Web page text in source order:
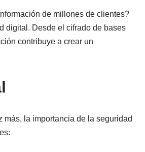
de millones de clientes?
digital. Desde el cifrado de bases
contribuye a crear un
la importancia de la seguridad